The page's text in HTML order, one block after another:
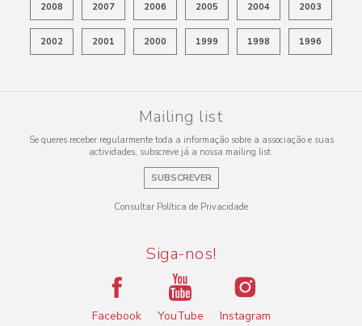
2008 2007 2006 2005 2004 2003
2002 2001 2000 1999 1998 1996
Mailing list
Se queres receber regularmente toda a informação sobre a associação e suas
actividades, subscreve já a nossa mailing list.
SUBSCREVER
Consultar Política de Privacidade
Siga-nos!
Facebook YouTube Instagram